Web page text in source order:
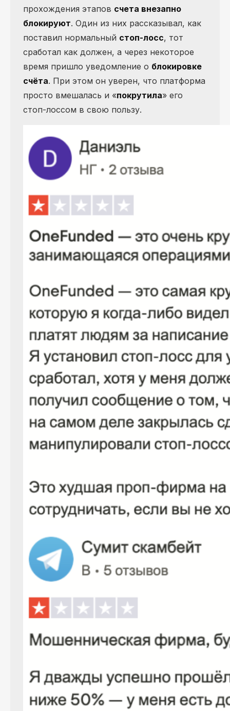
прохождения этапов счета внезапно
блокируют. Один из них рассказывал, как
поставил нормальный стоп-лосс, тот
сработал как должен, а через некоторое
время пришло уведомление о блокировке
счёта. При этом он уверен, что платформа
просто вмешалась и «покрутила» его
стоп-лоссом в свою пользу.